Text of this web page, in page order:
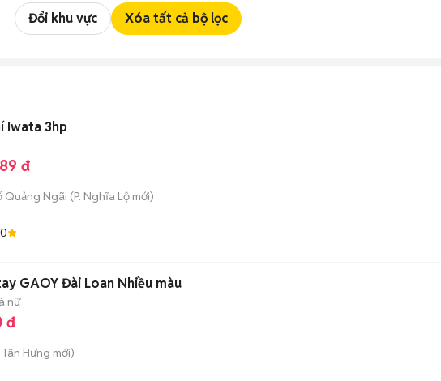
Đổi khu vực Xóa tất cả bộ lọc
Iwata 3hp
đ
Quảng Ngãi (P. Nghĩa Lộ mới)
GAOY Đài Loan Nhiều màu
nữ
đ
Tân Hưng mới)